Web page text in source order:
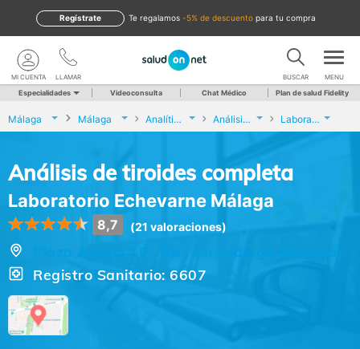
te regalamos -5% de descuento para tu compra
Regístrate
LLAMAR
MI CUENTA BUSCAR MENU
Especialidades Videoconsulta Chat Médico Plan de salud Fidelity
Málaga Málaga Analíticas y Genética Análisis de tiroides completa Laboratorio Echevarne Málaga
Análisis de tiroides completa
Laboratorio Echevarne Málaga
8,7 (21 valoraciones)
Plaza Arriola 10 –Bjs., s/n, Málaga (Málaga)
Registro Sanitario: 6607